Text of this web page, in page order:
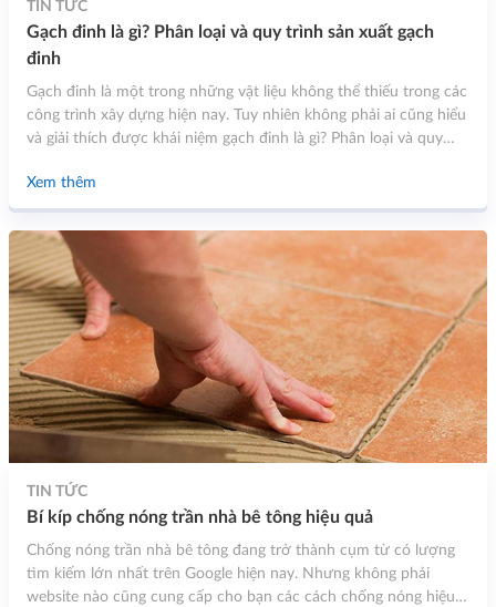
TIN TỨC
Gạch đinh là gì? Phân loại và quy trình sản xuất gạch
đinh
Gạch đinh là một trong những vật liệu không thể thiếu trong các
công trình xây dựng hiện nay. Tuy nhiên không phải ai cũng hiểu
và giải thích được khái niệm gạch đinh là gì? Phân loại và quy
tiết trong bài viết dưới đây của Bình Tùng Stone.
Xem thêm
TIN TỨC
Bí kíp chống nóng trần nhà bê tông hiệu quả
Chống nóng trần nhà bê tông đang trở thành cụm từ có lượng
tìm kiếm lớn nhất trên Google hiện nay. Nhưng không phải
website nào cũng cung cấp cho bạn các cách chống nóng hiệu